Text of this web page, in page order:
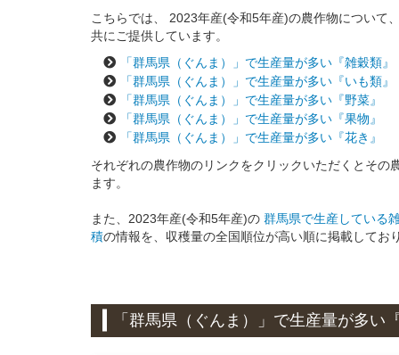
こちらでは、 2023年産(令和5年産)の農作物について
共にご提供しています。
「群馬県（ぐんま）」で生産量が多い『雑穀類』
「群馬県（ぐんま）」で生産量が多い『いも類』
「群馬県（ぐんま）」で生産量が多い『野菜』
「群馬県（ぐんま）」で生産量が多い『果物』
「群馬県（ぐんま）」で生産量が多い『花き』
それぞれの農作物のリンクをクリックいただくとそ
ます。
また、2023年産(令和5年産)の 群馬県で生産している
積の情報を、収穫量の全国順位が高い順に掲載してお
「群馬県（ぐんま）」で生産量が多い